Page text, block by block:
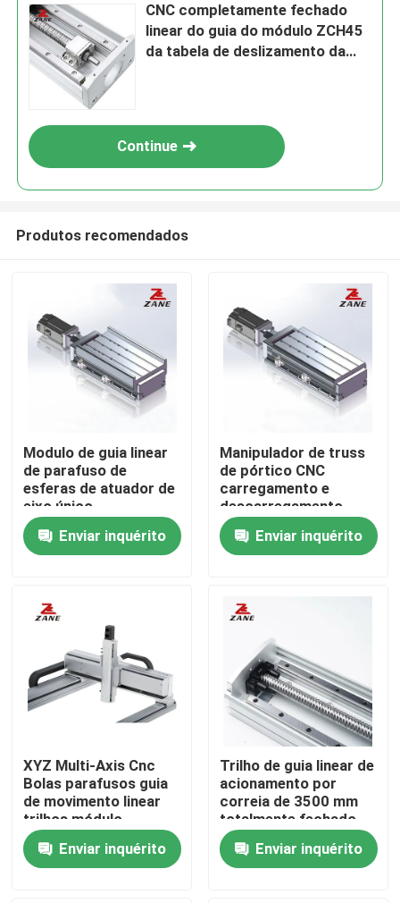
Quem Somos
Fábrica
Controle de Qualidade
Fale Conosco
Todos os casos
Pedir um orçamento
CNC completamente fechado
linear do guia do módulo ZCH45
da tabela de deslizamento da
Continue
Produtos recomendados
Modulo de guia linear
de parafuso de
esferas de atuador de
eixo único
Enviar inquérito
Manipulador de truss
de pórtico CNC
carregamento e
descarregamento
automático CNC
Máquina de
ferramenta
Enviar inquérito
XYZ Multi-Axis Cnc
Bolas parafusos guia
de movimento linear
trilhos módulo
actuador Gantry
módulo linear
Enviar inquérito
Trilho de guia linear de
acionamento por
correia de 3500 mm
totalmente fechado
100 kg módulo linear
de fuso de esferas
Enviar inquérito